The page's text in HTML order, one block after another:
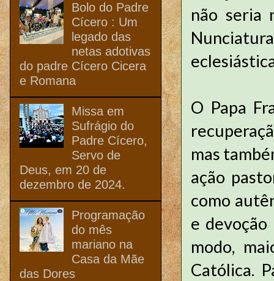
não seria
O Papa
mas
ação
como
e devoção
modo,
Católica.
Bolo do Padre
Cícero : Um
legado das
netas adotivas
do padre Cícero Cicera
e Romana
Missa em
Sufrágio do
Padre Cícero,
Servo de
Deus, em 20 de
dezembro de 2024.
Programação
do mês
mariano na
Casa da Mãe
das Dores